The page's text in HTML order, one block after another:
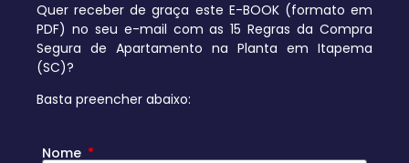
Quer receber de graça este E-BOOK (formato em
PDF) no seu e-mail com as 15 Regras da Compra
Segura de Apartamento na Planta em Itapema
(SC)?
Basta preencher abaixo:
Nome